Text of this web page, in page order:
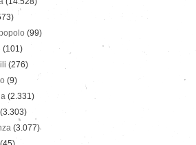
(99)
(101)
(276)
(9)
(2.331)
(3.303)
(3.077)